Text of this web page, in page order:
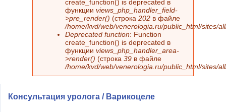
create_function() is deprecated в
функции views_php_handler_field-
>pre_render() (строка 202 в файле
/home/kvd/web/venerologia.ru/public_html/sites/
Deprecated function: Function
create_function() is deprecated в
функции views_php_handler_area-
>render() (строка 39 в файле
/home/kvd/web/venerologia.ru/public_html/sites/
Консультация уролога / Варикоцеле